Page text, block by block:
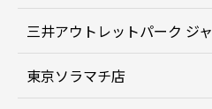
三井アウトレットパーク ジ
東京ソラマチ店